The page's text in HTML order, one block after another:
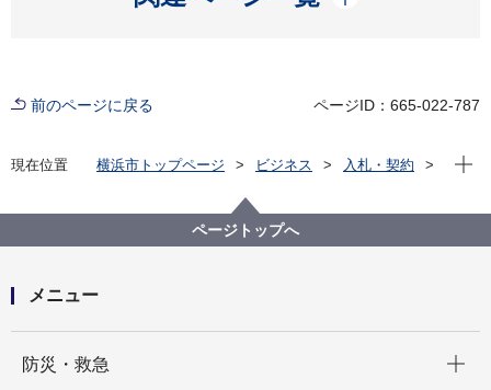
前のページに戻る ページID：665-022-787
現在位置 横浜市トップページ ビジネス
入札・契約
【※終了しました】障害児者施設等の従事者に対する
新型コロナウイルスＰＣＲ検査業務委託（１～３月）
現在
ページトップへ
メニュー
防災・救急